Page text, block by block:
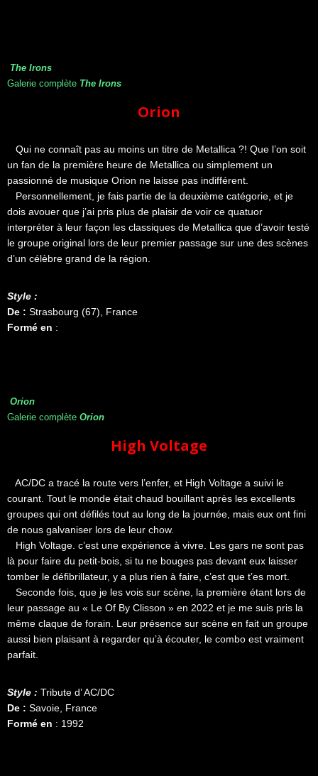
The Irons
Galerie complète The Irons
Orion
Qui ne connaît pas au moins un titre de Metallica ?! Que l’on soit
un fan de la première heure de Metallica ou simplement un
passionné de musique Orion ne laisse pas indifférent.
Personnellement, je fais partie de la deuxième catégorie, et je
dois avouer que j’ai pris plus de plaisir de voir ce quatuor
interpréter à leur façon les classiques de Metallica que d’avoir testé
le groupe original lors de leur premier passage sur une des scènes
d’un célèbre grand de la région.
Style :
De : Strasbourg (67), France
Formé en :
Orion
Galerie complète Orion
High Voltage
AC/DC a tracé la route vers l’enfer, et High Voltage a suivi le
courant. Tout le monde était chaud bouillant après les excellents
groupes qui ont défilés tout au long de la journée, mais eux ont fini
de nous galvaniser lors de leur chow.
High Voltage. c’est une expérience à vivre. Les gars ne sont pas
là pour faire du petit-bois, si tu ne bouges pas devant eux laisser
tomber le défibrillateur, y a plus rien à faire, c’est que t’es mort.
Seconde fois, que je les vois sur scène, la première étant lors de
leur passage au « Le Of By Clisson » en 2022 et je me suis pris la
même claque de forain. Leur présence sur scène en fait un groupe
aussi bien plaisant à regarder qu’à écouter, le combo est vraiment
parfait.
Style : Tribute d’ AC/DC
De : Savoie, France
Formé en : 1992